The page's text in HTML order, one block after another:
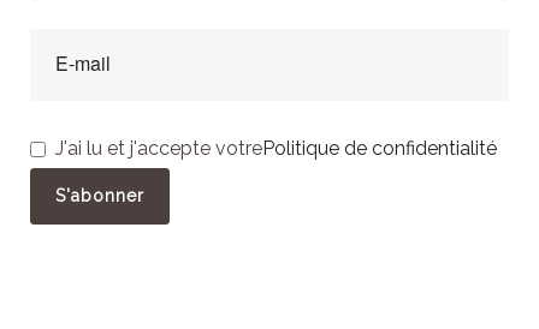
J'ai lu et j'accepte votrePolitique de confidentialité